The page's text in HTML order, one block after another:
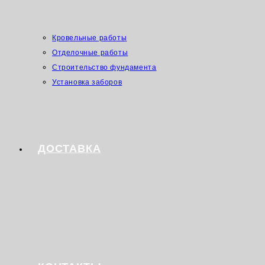
Кровельные работы
Отделочные работы
Строительство фундамента
Установка заборов
ДОСТАВКА